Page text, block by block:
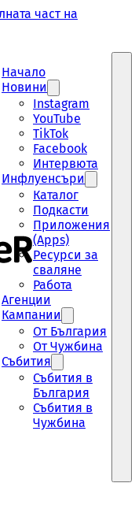
част на
Начало
Новини
Instagram
YouTube
TikTok
Facebook
Интервюта
Инфлуенсъри
Каталог
Подкасти
Приложения
(Apps)
Ресурси за
сваляне
Работа
Aгенции
Кампании
От България
От Чужбина
Събития
Събития в
България
Събития в
Чужбина